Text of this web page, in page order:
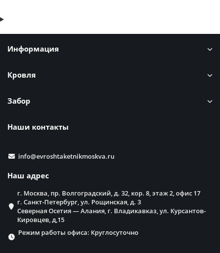
Информация
Кровля
Забор
Наши контакты
info@evroshtaketnikmoskva.ru
Наш адрес
г. Москва, пр. Волгоградский, д. 32, кор. 8, этаж 2, офис 17
г. Санкт-Петербург, ул. Рощинская, д. 3
Северная Осетия — Алания, г. Владикавказ, ул. Курсантов-
Кировцев, д,15
Режим работы офиса: Круглосуточно